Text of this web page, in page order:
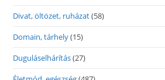
Divat, öltözet, ruházat(58)
Domain, tárhely(15)
Duguláselhárítás(27)